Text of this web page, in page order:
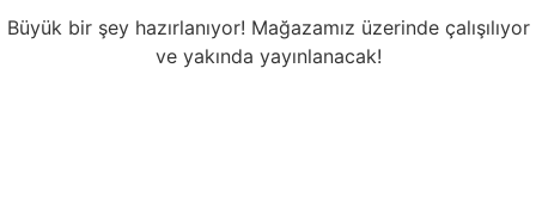
Büyük bir şey hazırlanıyor! Mağazamız üzerinde çalışılıyor
ve yakında yayınlanacak!